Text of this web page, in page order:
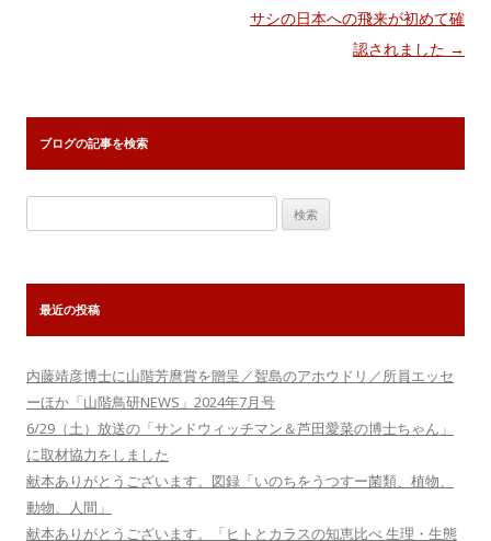
シ
ョ
ン
サシの日本への飛来が初めて確
認されました →
ブログの記事を検索
索:
最近の投稿
内藤靖彦博士に山階芳麿賞を贈呈／聟島のアホウドリ／所員エッセ
ーほか「山階鳥研NEWS」2024年7月号
6/29（土）放送の「サンドウィッチマン＆芦田愛菜の博士ちゃん」
に取材協力をしました
献本ありがとうございます。図録「いのちをうつすー菌類、植物、
動物、人間」
献本ありがとうございます。「ヒトとカラスの知恵比べ 生理・生態